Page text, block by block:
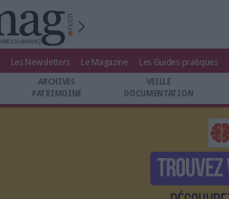
Les Newsletters Le Magazine Les Guides pratiques
ARCHIVES
PATRIMOINE
VEILLE
DOCUMENTATION